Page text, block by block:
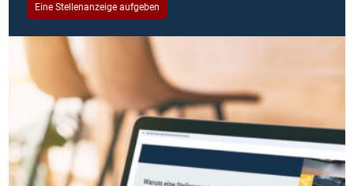
Eine Stellenanzeige aufgeben